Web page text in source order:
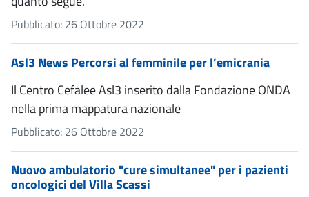
Pubblicato: 26 Ottobre 2022
Asl3 News Percorsi al femminile per l’emicrania
Il Centro Cefalee Asl3 inserito dalla Fondazione ONDA
nella prima mappatura nazionale
Pubblicato: 26 Ottobre 2022
Nuovo ambulatorio "cure simultanee" per i pazienti
oncologici del Villa Scassi